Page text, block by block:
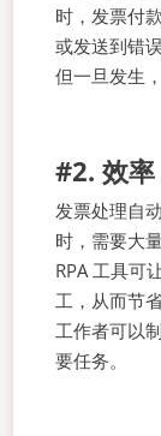
时，发票付
或发送到错
但一旦发生
#2. 效率
发票处理自
时，需要大
RPA 工具可
工，从而节
工作者可以
要任务。